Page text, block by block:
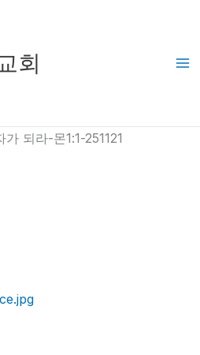
회
되라-몬1:1-251121